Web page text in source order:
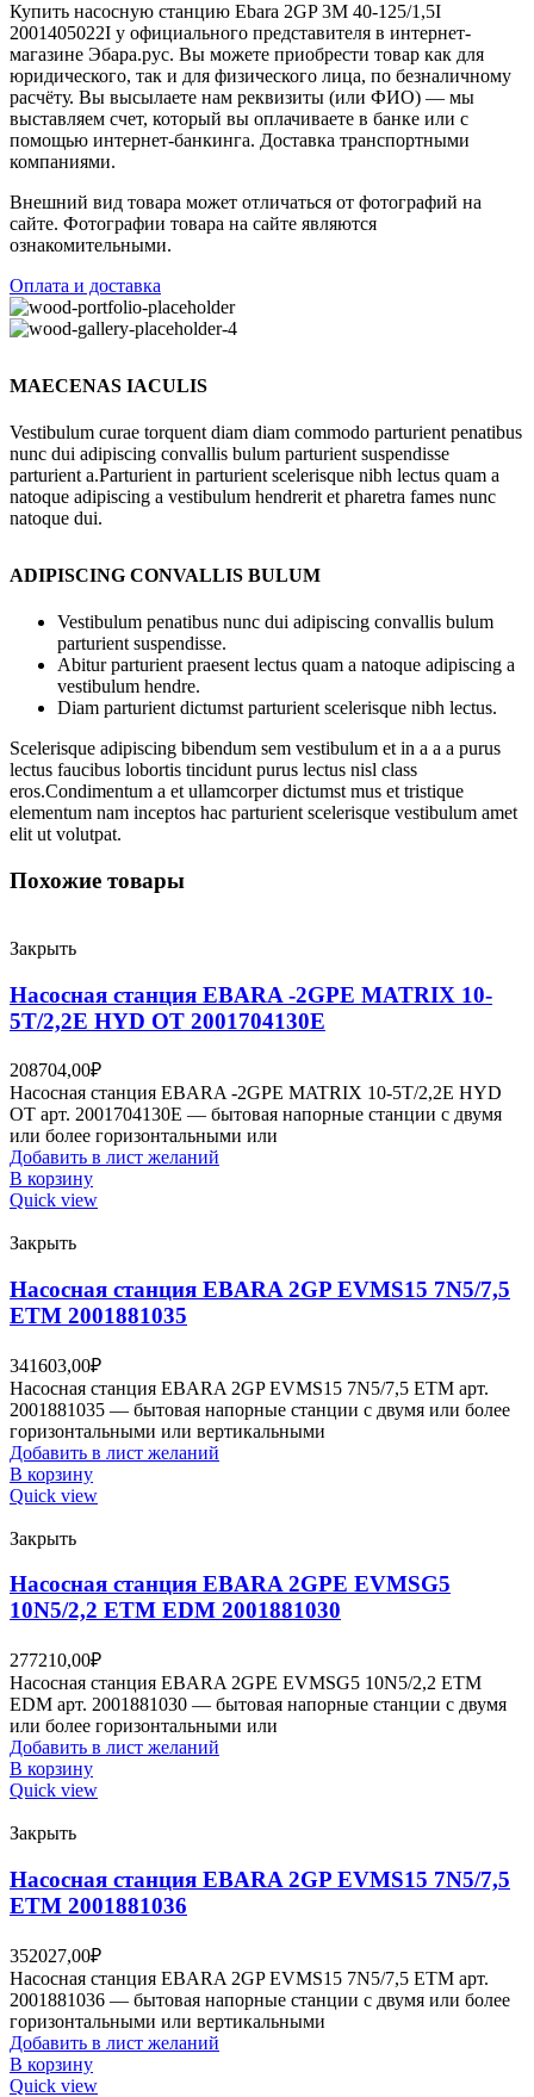
Купить насосную станцию Ebara 2GP 3M 40-125/1,5I
2001405022I у официального представителя в интернет-
магазине Эбара.рус. Вы можете приобрести товар как для
юридического, так и для физического лица, по безналичному
расчёту. Вы высылаете нам реквизиты (или ФИО) — мы
выставляем счет, который вы оплачиваете в банке или с
помощью интернет-банкинга. Доставка транспортными
компаниями.
Внешний вид товара может отличаться от фотографий на
сайте. Фотографии товара на сайте являются
ознакомительными.
Оплата и доставка
MAECENAS IACULIS
Vestibulum curae torquent diam diam commodo parturient penatibus
nunc dui adipiscing convallis bulum parturient suspendisse
parturient a.Parturient in parturient scelerisque nibh lectus quam a
natoque adipiscing a vestibulum hendrerit et pharetra fames nunc
natoque dui.
ADIPISCING CONVALLIS BULUM
Vestibulum penatibus nunc dui adipiscing convallis bulum
parturient suspendisse.
Abitur parturient praesent lectus quam a natoque adipiscing a
vestibulum hendre.
Diam parturient dictumst parturient scelerisque nibh lectus.
Scelerisque adipiscing bibendum sem vestibulum et in a a a purus
lectus faucibus lobortis tincidunt purus lectus nisl class
eros.Condimentum a et ullamcorper dictumst mus et tristique
elementum nam inceptos hac parturient scelerisque vestibulum amet
elit ut volutpat.
Похожие товары
Закрыть
Насосная станция EBARA -2GPE MATRIX 10-
5T/2,2E HYD OT 2001704130E
208704,00₽
Насосная станция EBARA -2GPE MATRIX 10-5T/2,2E HYD
OT арт. 2001704130E — бытовая напорные станции с двумя
или более горизонтальными или
Добавить в лист желаний
В корзину
Quick view
Закрыть
Насосная станция EBARA 2GP EVMS15 7N5/7,5
ETM 2001881035
341603,00₽
Насосная станция EBARA 2GP EVMS15 7N5/7,5 ETM арт.
2001881035 — бытовая напорные станции с двумя или более
горизонтальными или вертикальными
Добавить в лист желаний
В корзину
Quick view
Закрыть
Насосная станция EBARA 2GPE EVMSG5
10N5/2,2 ETM EDM 2001881030
277210,00₽
Насосная станция EBARA 2GPE EVMSG5 10N5/2,2 ETM
EDM арт. 2001881030 — бытовая напорные станции с двумя
или более горизонтальными или
Добавить в лист желаний
В корзину
Quick view
Закрыть
Насосная станция EBARA 2GP EVMS15 7N5/7,5
ETM 2001881036
352027,00₽
Насосная станция EBARA 2GP EVMS15 7N5/7,5 ETM арт.
2001881036 — бытовая напорные станции с двумя или более
горизонтальными или вертикальными
Добавить в лист желаний
В корзину
Quick view